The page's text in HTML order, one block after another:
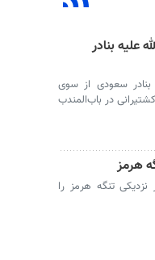
علیه بنادر
بنادر سعودی از سوی
در باب‌المندب
هرمز
تنگه هرمز را